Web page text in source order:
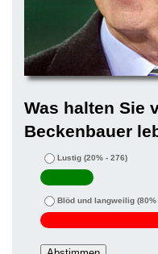
Was halten Sie
Beckenbauer
Lustig (20% - 276)
Blöd und langweilig (80%